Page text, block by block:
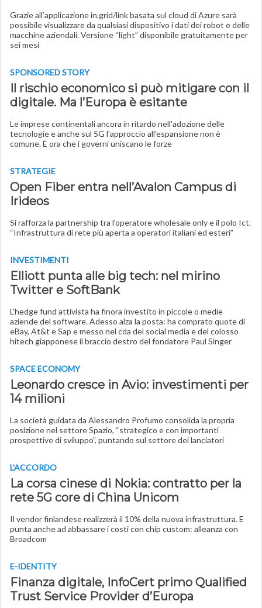
Grazie all’applicazione in.grid/link basata sul cloud di Azure sarà
possibile visualizzare da qualsiasi dispositivo i dati dei robot e delle
macchine aziendali. Versione “light” disponibile gratuitamente per
sei mesi
SPONSORED STORY
Il rischio economico si può mitigare con il
digitale. Ma l’Europa è esitante
Le imprese continentali ancora in ritardo nell'adozione delle
tecnologie e anche sul 5G l'approccio all'espansione non è
comune. È ora che i governi uniscano le forze
STRATEGIE
Open Fiber entra nell’Avalon Campus di
Irideos
Si rafforza la partnership tra l’operatore wholesale only e il polo Ict.
“Infrastruttura di rete più aperta a operatori italiani ed esteri”
INVESTIMENTI
Elliott punta alle big tech: nel mirino
Twitter e SoftBank
L'hedge fund attivista ha finora investito in piccole o medie
aziende del software. Adesso alza la posta: ha comprato quote di
eBay, At&t e Sap e messo nel cda del social media e del colosso
hitech giapponese il braccio destro del fondatore Paul Singer
SPACE ECONOMY
Leonardo cresce in Avio: investimenti per
14 milioni
La società guidata da Alessandro Profumo consolida la propria
posizione nel settore Spazio, “strategico e con importanti
prospettive di sviluppo”, puntando sul settore dei lanciatori
L'ACCORDO
La corsa cinese di Nokia: contratto per la
rete 5G core di China Unicom
Il vendor finlandese realizzerà il 10% della nuova infrastruttura. E
punta anche ad abbassare i costi con chip custom: alleanza con
Broadcom
E-IDENTITY
Finanza digitale, InfoCert primo Qualified
Trust Service Provider d’Europa